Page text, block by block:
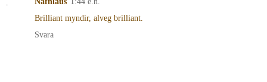
Brilliant myndir, alveg brilliant.
Svara